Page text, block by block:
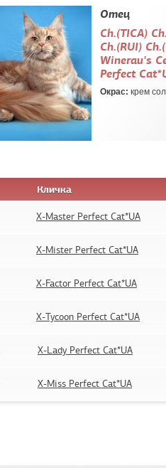
Отец
Ch.(TICA)
Сh.(RUI)
Winerau's
Perfect
Окрас: крем
Кличка
X-Master Perfect Cat*UA
X-Mister Perfect Cat*UA
X-Factor Perfect Cat*UA
X-Tycoon Perfect Cat*UA
X-Lady Perfect Cat*UA
X-Miss Perfect Cat*UA